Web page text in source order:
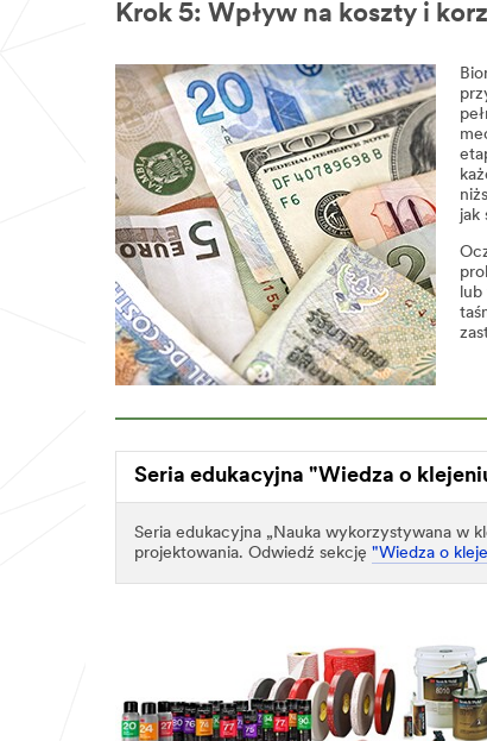
Krok 5: Wpływ na koszty i
jak
lub
Seria edukacyjna "Wiedza o
Seria edukacyjna „Nauka wykorzystywana w
projektowania. Odwiedź sekcję "Wiedza o